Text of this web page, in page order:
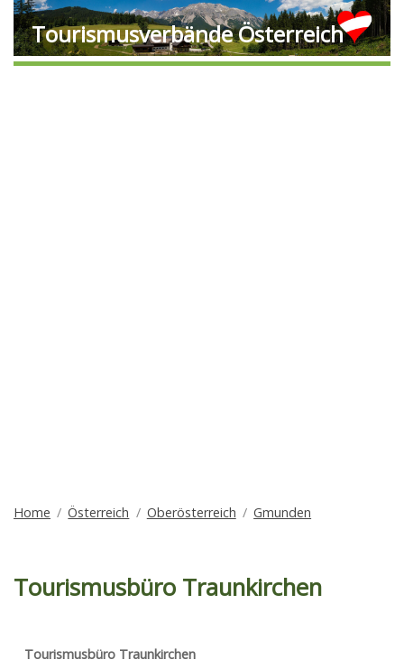
Tourismusverbände Österreich
Home Österreich Oberösterreich Gmunden
Tourismusbüro Traunkirchen
Tourismusbüro Traunkirchen